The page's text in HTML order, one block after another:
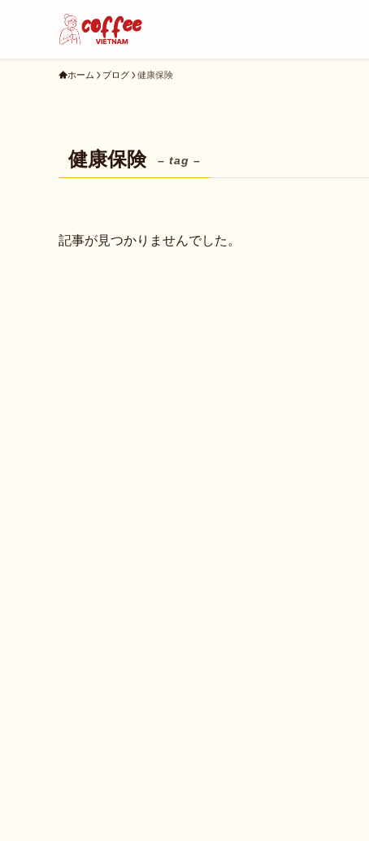
ホーム ブログ 健康保険
健康保険 – tag –
記事が見つかりませんでした。